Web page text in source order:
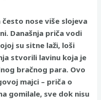
nose više slojeva
Današnja priča vodi
su sitne laži, loši
stvorili lavinu koja je
bračnog para. Ovo
majci – priča o
gomilale, sve dok nisu